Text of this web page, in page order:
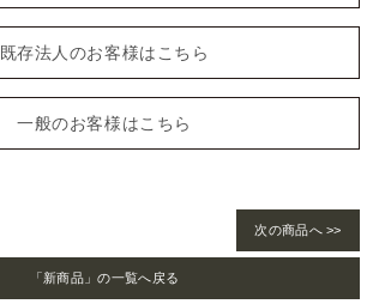
既存法人のお客様はこちら
一般のお客様はこちら
次の商品へ >>
「新商品」の一覧へ戻る